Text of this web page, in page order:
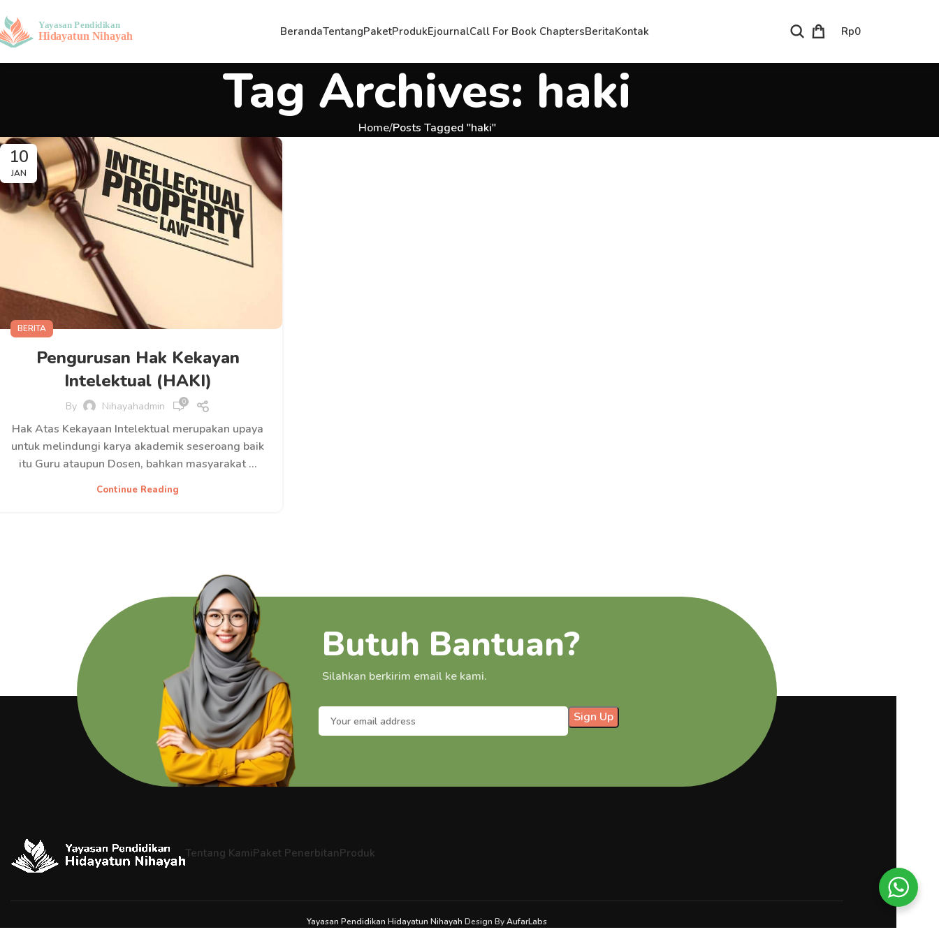
BerandaTentangPaketProdukEjournalCall For Book ChaptersBeritaKontak Rp0
Tag Archives: haki
Home Posts Tagged "haki"
10
JAN
BERITA
Pengurusan Hak Kekayan
Intelektual (HAKI)
By Nihayahadmin 0
Hak Atas Kekayaan Intelektual merupakan upaya
untuk melindungi karya akademik seseroang baik
itu Guru ataupun Dosen, bahkan masyarakat ...
Continue Reading
Butuh Bantuan?
Silahkan berkirim email ke kami.
Tentang KamiPaket PenerbitanProduk
Yayasan Pendidikan Hidayatun Nihayah Design ByAufarLabs